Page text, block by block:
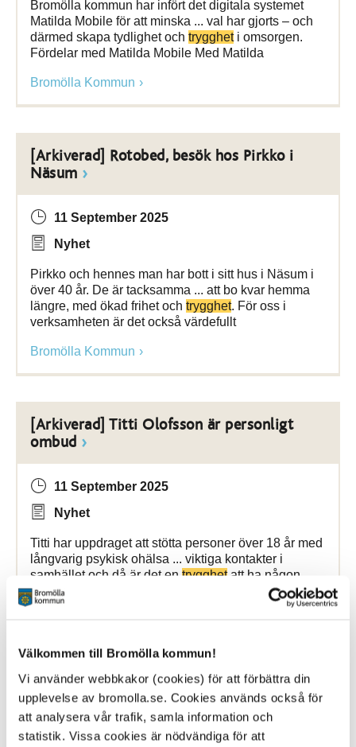
Välkommen till Bromölla kommun!
Vi använder webbkakor (cookies) för att förbättra din
upplevelse av bromolla.se. Cookies används också för
att analysera vår trafik, samla information och
statistik. Vissa cookies är nödvändiga för att
Bromölla kommun har infört det digitala systemet
Matilda Mobile för att minska ... val har gjorts – och
därmed skapa tydlighet och tryggheti omsorgen.
Fördelar med Matilda Mobile Med Matilda
Bromölla Kommun
[Arkiverad] Rotobed, besök hos Pirkko i
Näsum
11 September 2025
Nyhet
Pirkko och hennes man har bott i sitt hus i Näsum i
över 40 år. De är tacksamma ... att bo kvar hemma
längre, med ökad frihet och trygghet. För oss i
verksamheten är det också värdefullt
Bromölla Kommun
[Arkiverad] Titti Olofsson är personligt
ombud
11 September 2025
Nyhet
Titti har uppdraget att stötta personer över 18 år med
långvarig psykisk ohälsa ... viktiga kontakter i
samhället och då är det en trygghetatt ha någon
med sig som stöd, avslutar Titti
[Arkiverad]Trygghetsmätning
21 November 2024